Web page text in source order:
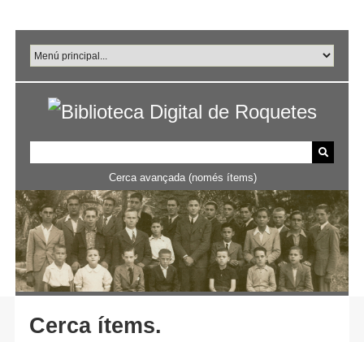
principal
Cerca avançada (només ítems)
Cerca ítems.